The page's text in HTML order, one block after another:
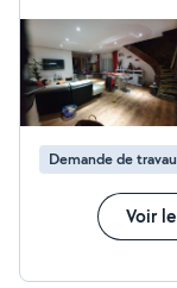
Demande de
Voir